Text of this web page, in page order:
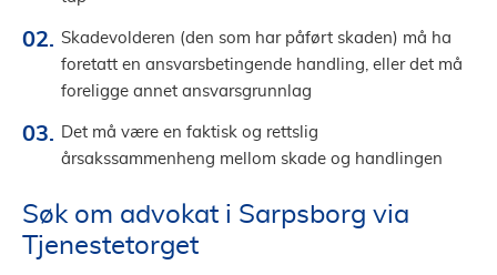
Skadevolderen (den som har påført skaden) må ha
foretatt en ansvarsbetingende handling, eller det må
foreligge annet ansvarsgrunnlag
Det må være en faktisk og rettslig
årsakssammenheng mellom skade og handlingen
Søk om advokat i Sarpsborg via
Tjenestetorget